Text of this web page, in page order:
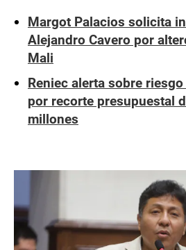
Margot Palacios solicita
Alejandro Cavero por
Mali
Reniec alerta sobre
por recorte presupuestal
millones